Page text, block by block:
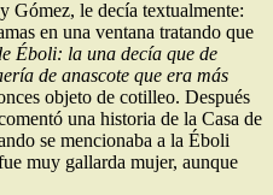
Gómez, le decía textualmente:
en una ventana tratando que
Éboli: la una decía que de
de anascote que era más
objeto de cotilleo. Después
una historia de la Casa de
se mencionaba a la Éboli
muy gallarda mujer, aunque